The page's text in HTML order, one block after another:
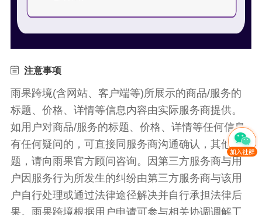
注意事项
雨果跨境(含网站、客户端等)所展示的商品/服务的
标题、价格、详情等信息内容由实际服务商提供。
如用户对商品/服务的标题、价格、详情等任何信息
有任何疑问的，可直接同服务商沟通确认，其他问
题，请向雨果官方顾问咨询。因第三方服务商与用
户因服务行为所发生的纠纷由第三方服务商与该用
户自行处理或通过法律途径解决并自行承担法律后
果。雨果跨境根据用户申请可参与相关协调调解工